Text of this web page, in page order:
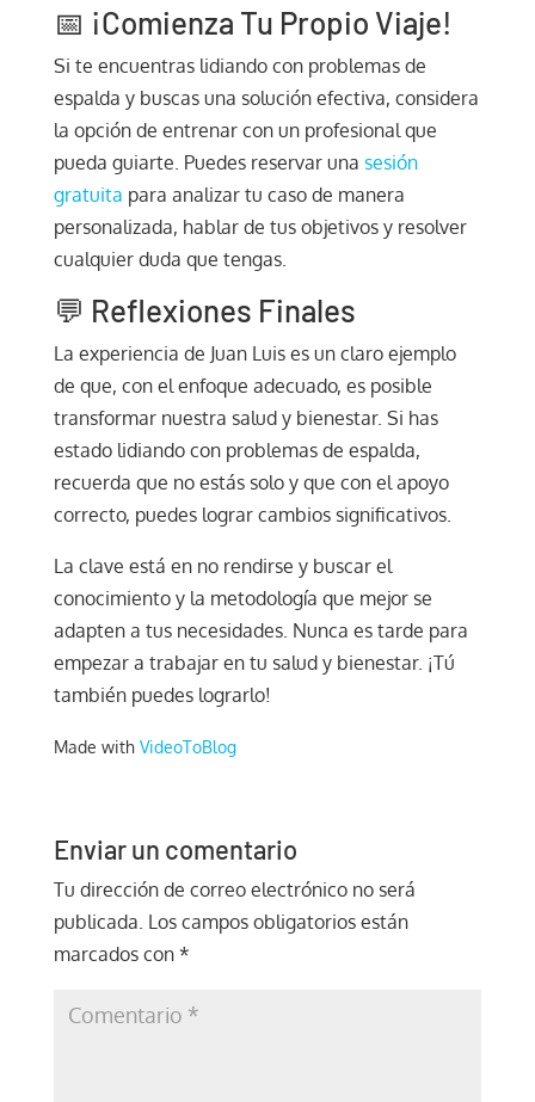
📅 ¡Comienza Tu Propio Viaje!
Si te encuentras lidiando con problemas de
espalda y buscas una solución efectiva, considera
la opción de entrenar con un profesional que
pueda guiarte. Puedes reservar una sesión
gratuita para analizar tu caso de manera
personalizada, hablar de tus objetivos y resolver
cualquier duda que tengas.
💬 Reflexiones Finales
La experiencia de Juan Luis es un claro ejemplo
de que, con el enfoque adecuado, es posible
transformar nuestra salud y bienestar. Si has
estado lidiando con problemas de espalda,
recuerda que no estás solo y que con el apoyo
correcto, puedes lograr cambios significativos.
La clave está en no rendirse y buscar el
conocimiento y la metodología que mejor se
adapten a tus necesidades. Nunca es tarde para
empezar a trabajar en tu salud y bienestar. ¡Tú
también puedes lograrlo!
Made with VideoToBlog
Enviar un comentario
Tu dirección de correo electrónico no será
publicada. Los campos obligatorios están
marcados con *